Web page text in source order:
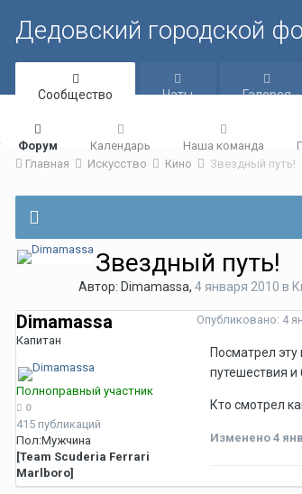
Дедовский городской
Сообщество
Форум Календарь Наша команда
Чаты Галерея
Главная Искусство Кино Звездный путь!
Звездный путь!
Автор: Dimamassa, 4 января 2010 в
Dimamassa
Капитан
Полноправный участник
0
415 публикаций
Пол:Мужчина
[Team Scuderia Ferrari
Marlboro]
Опубликовано: 4
Посматрел
путешествия
Кто смотрел
Изменено 4